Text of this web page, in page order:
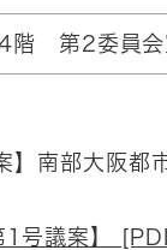
4階 第2委員会
】南部大阪都
1号議案】